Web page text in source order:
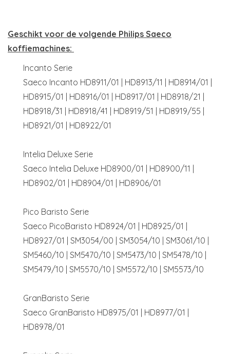
Geschikt voor de volgende Philips Saeco
koffiemachines:
Incanto Serie
Saeco Incanto HD8911/01 | HD8913/11 | HD8914/01 |
HD8915/01 | HD8916/01 | HD8917/01 | HD8918/21 |
HD8918/31 | HD8918/41 | HD8919/51 | HD8919/55 |
HD8921/01 | HD8922/01
Intelia Deluxe Serie
Saeco Intelia Deluxe HD8900/01 | HD8900/11 |
HD8902/01 | HD8904/01 | HD8906/01
Pico Baristo Serie
Saeco PicoBaristo HD8924/01 | HD8925/01 |
HD8927/01 | SM3054/00 | SM3054/10 | SM3061/10 |
SM5460/10 | SM5470/10 | SM5473/10 | SM5478/10 |
SM5479/10 | SM5570/10 | SM5572/10 | SM5573/10
GranBaristo Serie
Saeco GranBaristo HD8975/01 | HD8977/01 |
HD8978/01